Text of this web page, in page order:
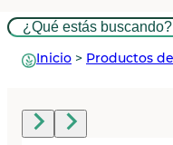
Buscar
Inicio > Productos